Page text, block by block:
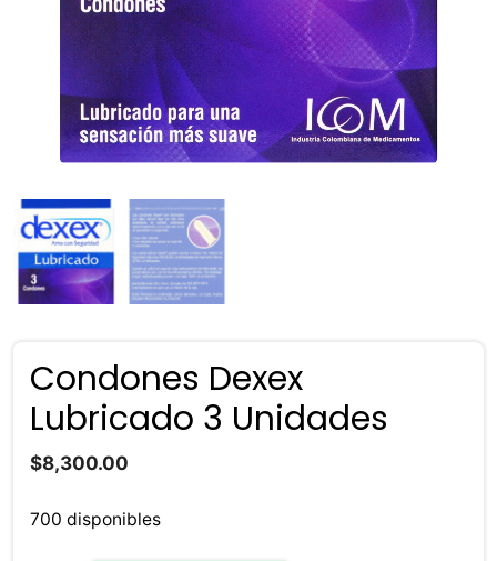
Condones Dexex
Lubricado 3 Unidades
$8,300.00
700 disponibles